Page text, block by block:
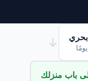
→
باب منزلك